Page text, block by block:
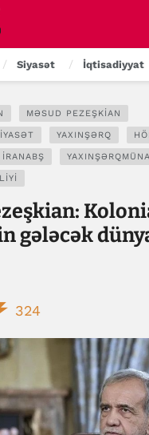
Siyasət İqtisadiyyat
MƏSUD PEZEŞKIAN
YAXINŞƏRQ
İRANABŞ
gələcək
324